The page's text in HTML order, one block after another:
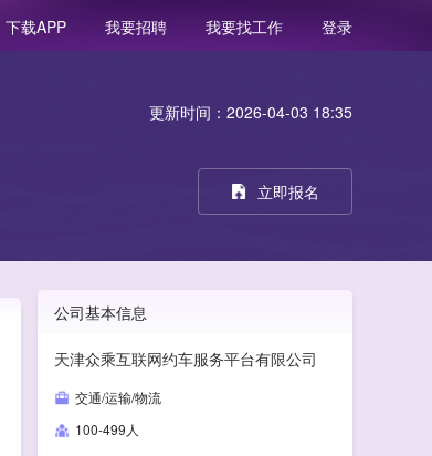
下载APP 我要招聘 我要找工作 登录
更新时间：2026-04-03 18:35
立即报名
公司基本信息
天津众乘互联网约车服务平台有限公司
交通/运输/物流
100-499人